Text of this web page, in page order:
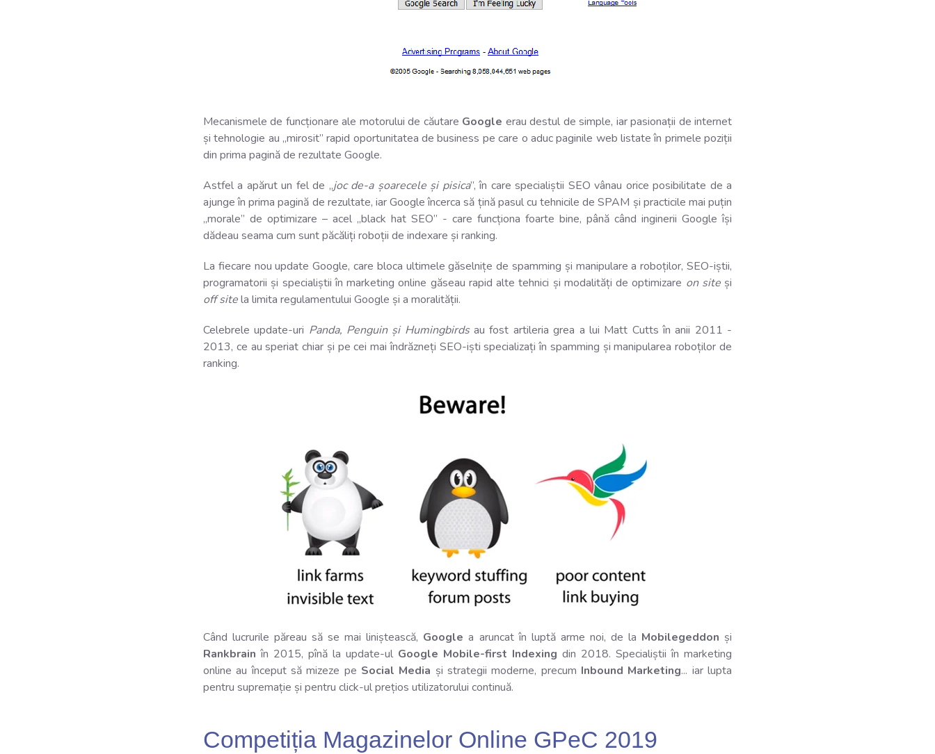
Mecanismele de funcționare ale motorului de căutare Google erau destul de simple, iar pasionații de internet
și tehnologie au „mirosit” rapid oportunitatea de business pe care o aduc paginile web listate în primele poziții
din prima pagină de rezultate Google.
Astfel a apărut un fel de „joc de-a șoarecele și pisica”, în care specialiștii SEO vânau orice posibilitate de a
ajunge în prima pagină de rezultate, iar Google încerca să țină pasul cu tehnicile de SPAM și practicile mai puțin
„morale” de optimizare – acel „black hat SEO” - care funcționa foarte bine, până când inginerii Google își
dădeau seama cum sunt păcăliți roboții de indexare și ranking.
La fiecare nou update Google, care bloca ultimele găselnițe de spamming și manipulare a roboților, SEO-iștii,
programatorii și specialiștii în marketing online găseau rapid alte tehnici și modalități de optimizare on siteși
off sitela limita regulamentului Google și a moralității.
Celebrele update-uri Panda, Penguin și Humingbirdsau fost artileria grea a lui Matt Cutts în anii 2011 -
2013, ce au speriat chiar și pe cei mai îndrăzneți SEO-iști specializați în spamming și manipularea roboților de
ranking.
Când lucrurile păreau să se mai liniștească, Googlea aruncat în luptă arme noi, de la Mobilegeddon și
Rankbrain în 2015, pînă la update-ul Google Mobile-first Indexing din 2018. Specialiștii în marketing
online au început să mizeze pe Social Media și strategii moderne, precum Inbound Marketing... iar lupta
pentru supremație și pentru click-ul prețios utilizatorului continuă.
Competiția Magazinelor Online GPeC 2019